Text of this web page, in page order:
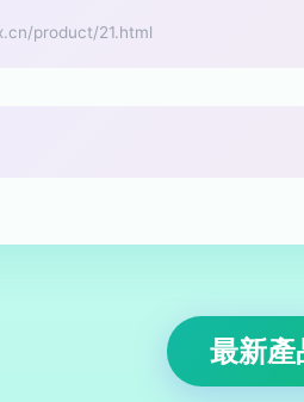
product/21.html
最新產